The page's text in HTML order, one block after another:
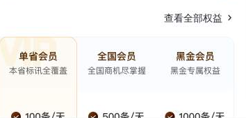
查看全部权益